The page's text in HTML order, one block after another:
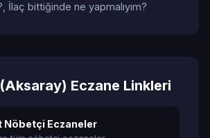
İlaç bittiğinde ne yapmalıyım?
Eczane Linkleri
Nöbetçi Eczaneler